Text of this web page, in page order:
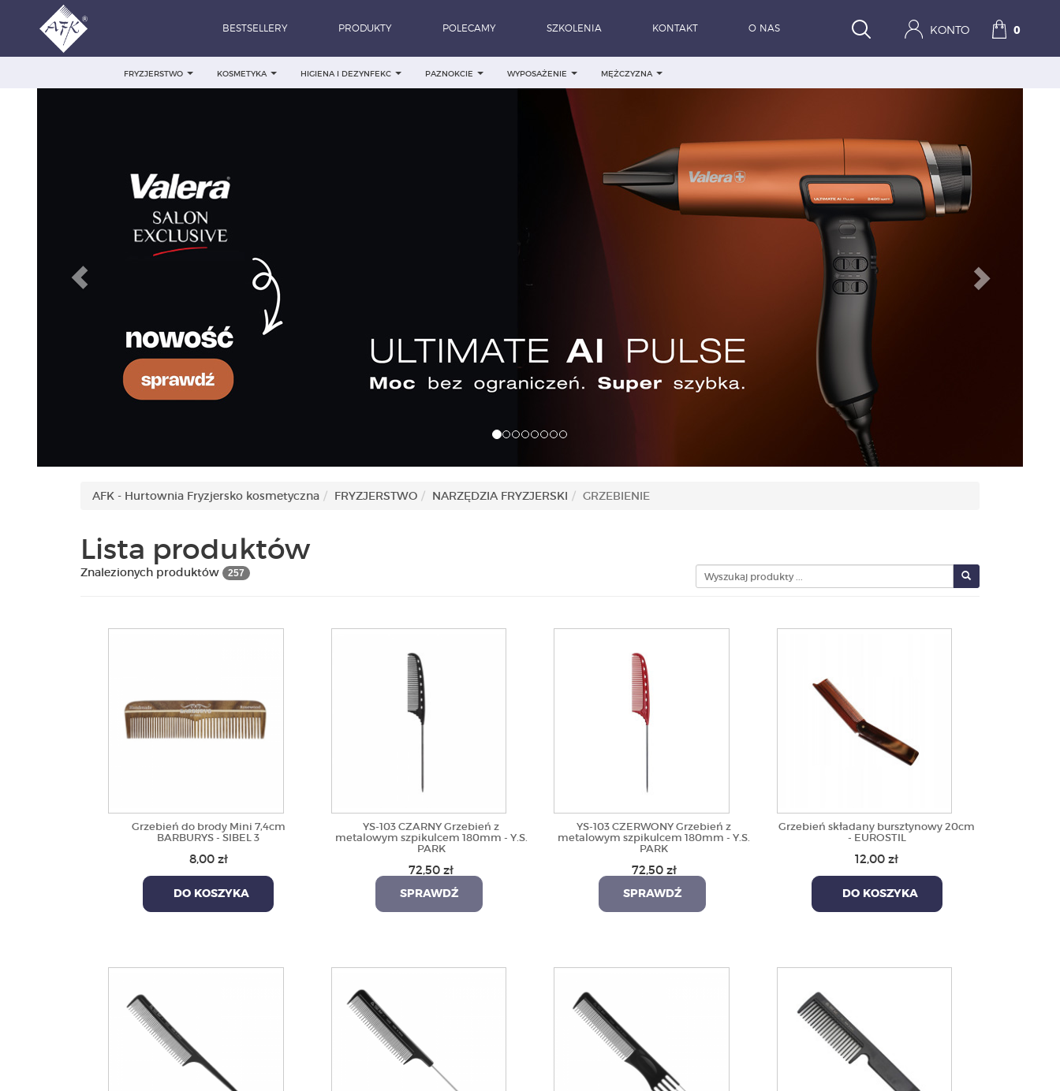
BESTSELLERY PRODUKTY POLECAMY SZKOLENIA KONTAKT O NAS KONTO 0
FRYZJERSTWO KOSMETYKA HIGIENA I DEZYNFEKC PAZNOKCIE WYPOSAŻENIE MĘŻCZYZNA
AFK - Hurtownia Fryzjersko kosmetyczna FRYZJERSTWO NARZĘDZIA FRYZJERSKI GRZEBIENIE
Lista produktów
Znalezionych produktów 257
Grzebień do brody Mini 7,4cm
BARBURYS - SIBEL 3
8,00 zł
DO KOSZYKA
YS-103 CZARNY Grzebień z
metalowym szpikulcem 180mm - Y.S.
PARK
72,50 zł
SPRAWDŹ
YS-103 CZERWONY Grzebień z
metalowym szpikulcem 180mm - Y.S.
PARK
72,50 zł
SPRAWDŹ
Grzebień składany bursztynowy 20cm
- EUROSTIL
12,00 zł
DO KOSZYKA